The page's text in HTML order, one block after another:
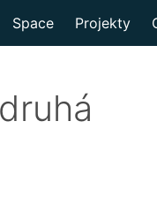
Space Projekty